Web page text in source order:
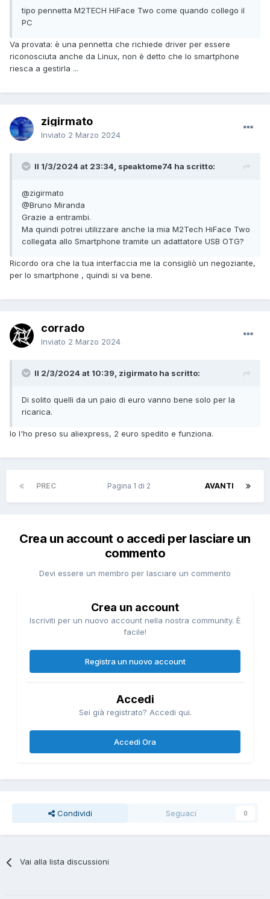
tipo pennetta M2TECH HiFace Two come quando collego il
PC
Va provata: è una pennetta che richiede driver per essere
riconosciuta anche da Linux, non è detto che lo smartphone
riesca a gestirla ...
zigirmato
Inviato 2 Marzo 2024
Il 1/3/2024 at 23:34, speaktome74 ha scritto:
@zigirmato
@Bruno Miranda
Grazie a entrambi.
Ma quindi potrei utilizzare anche la mia M2Tech HiFace Two
collegata allo Smartphone tramite un adattatore USB OTG?
Ricordo ora che la tua interfaccia me la consigliò un negoziante,
per lo smartphone , quindi si va bene.
corrado
Inviato 2 Marzo 2024
Il 2/3/2024 at 10:39, zigirmato ha scritto:
Di solito quelli da un paio di euro vanno bene solo per la
ricarica.
Io l'ho preso su aliexpress, 2 euro spedito e funziona.
PREC AVANTI
Pagina 1 di 2
Crea un account o accedi per lasciare un
commento
Devi essere un membro per lasciare un commento
Crea un account
Iscriviti per un nuovo account nella nostra community. È
facile!
Registra un nuovo account
Accedi
Sei già registrato? Accedi qui.
Accedi Ora
Condividi Seguaci 0
Vai alla lista discussioni